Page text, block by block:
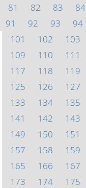
81
82 83 84
91
92 93 94
101
102 103
109
110 111
117
118 119
125
126 127
133
134 135
141
142 143
149
150 151
157
158 159
165
166 167
173
174 175